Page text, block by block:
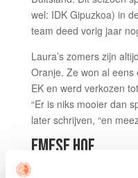
wel: IDK Gipuzkoa) in
team deed vorig jaar
Laura’s zomers zijn
Oranje. Ze won al
EK en werd verkozen
“Er is niks mooier dan
later schrijven, “en
EMESE HOF
Ook center Emese Hof